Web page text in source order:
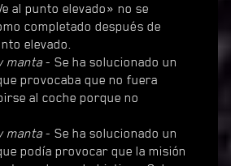
al punto elevado» no se
completado después de
elevado.
manta - Se ha solucionado un
provocaba que no fuera
al coche porque no
manta - Se ha solucionado un
podía provocar que la misión